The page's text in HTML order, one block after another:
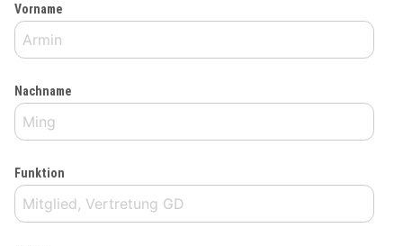
Vorname
Nachname
Funktion